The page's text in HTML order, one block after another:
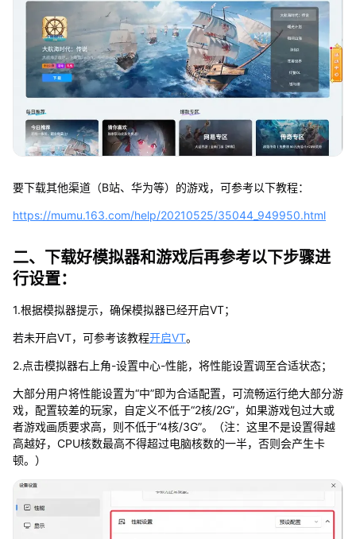
要下载其他渠道（B站、华为等）的游戏，可参考以下教程：
https://mumu.163.com/help/20210525/35044_949950.html
二、下载好模拟器和游戏后再参考以下步骤进
行设置：
1.根据模拟器提示，确保模拟器已经开启VT；
若未开启VT，可参考该教程开启VT。
2.点击模拟器右上角-设置中心-性能，将性能设置调至合适状态；
大部分用户将性能设置为“中”即为合适配置，可流畅运行绝大部分游
戏，配置较差的玩家，自定义不低于“2核/2G”，如果游戏包过大或
者游戏画质要求高，则不低于“4核/3G”。（注：这里不是设置得越
高越好，CPU核数最高不得超过电脑核数的一半，否则会产生卡
顿。）